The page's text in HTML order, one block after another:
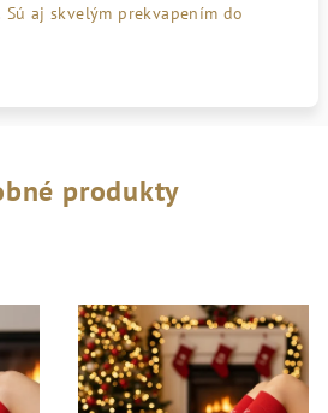
aj skvelým prekvapením do
produkty